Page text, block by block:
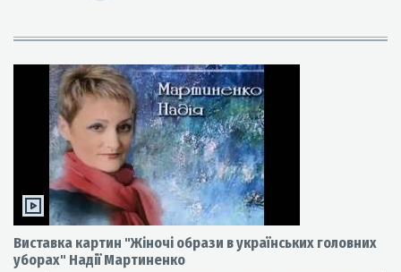
Виставка картин "Жіночі образи в українських головних
уборах" Надії Мартиненко